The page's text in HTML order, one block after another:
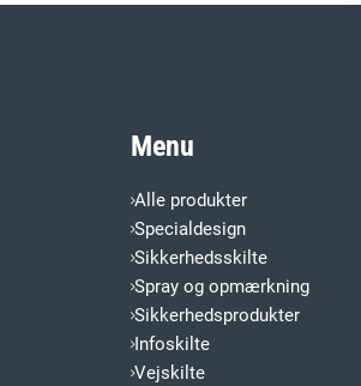
Menu
Alle produkter
Specialdesign
Sikkerhedsskilte
Spray og opmærkning
Sikkerhedsprodukter
Infoskilte
Vejskilte